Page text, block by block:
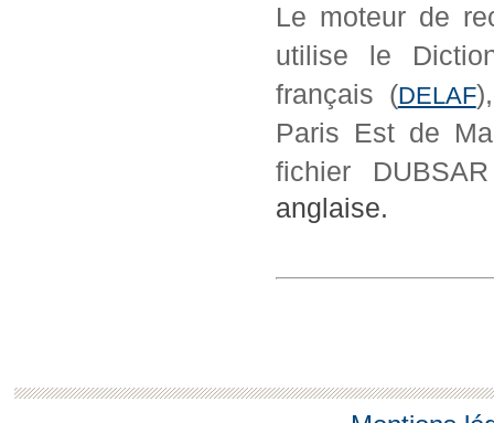
Le moteur de
utilise le
français (DELAF
Paris Est de
fichier
anglaise.